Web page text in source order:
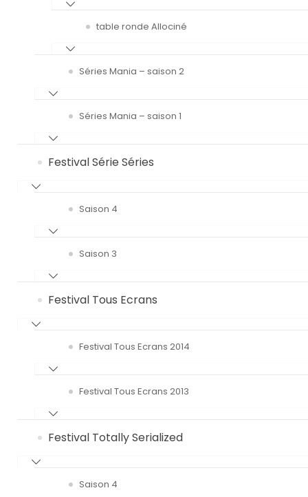
table ronde Allociné
Séries Mania – saison 2
Séries Mania – saison 1
Festival Série Séries
Saison 4
Saison 3
Festival Tous Ecrans
Festival Tous Ecrans 2014
Festival Tous Ecrans 2013
Festival Totally Serialized
Saison 4